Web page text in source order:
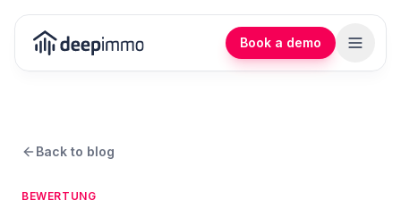
Book a demo
Back to blog
BEWERTUNG